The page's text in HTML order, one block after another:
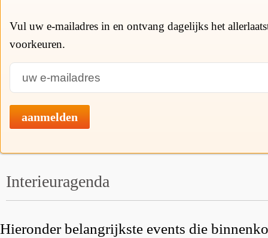
Vul uw e-mailadres in en ontvang dagelijks het
voorkeuren.
aanmelden
Interieuragenda
Hieronder belangrijkste events die